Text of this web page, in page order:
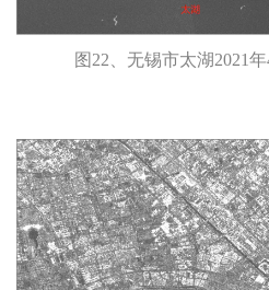
图22、无锡市太湖2021